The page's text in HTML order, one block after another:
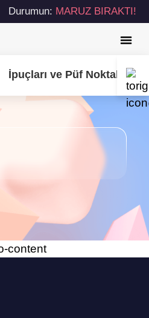
Durumun: MARUZ BIRAKTI!
İpuçları ve Püf Noktaları